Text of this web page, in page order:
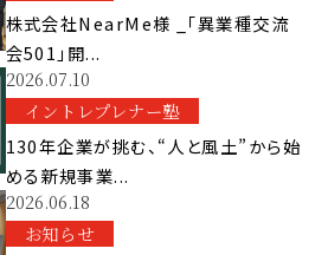
株式会社NearMe様 _「異業種交流
会501」開...
2026.07.10
イントレプレナー塾
130年企業が挑む、“人と風土”から始
める新規事業...
2026.06.18
お知らせ